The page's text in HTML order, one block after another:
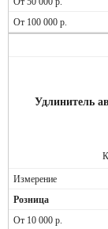
Удлинитель